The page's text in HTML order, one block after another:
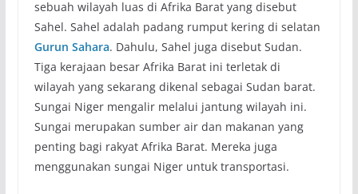
sebuah wilayah luas di Afrika Barat yang disebut
Sahel. Sahel adalah padang rumput kering di selatan
Gurun Sahara. Dahulu, Sahel juga disebut Sudan.
Tiga kerajaan besar Afrika Barat ini terletak di
wilayah yang sekarang dikenal sebagai Sudan barat.
Sungai Niger mengalir melalui jantung wilayah ini.
Sungai merupakan sumber air dan makanan yang
penting bagi rakyat Afrika Barat. Mereka juga
menggunakan sungai Niger untuk transportasi.